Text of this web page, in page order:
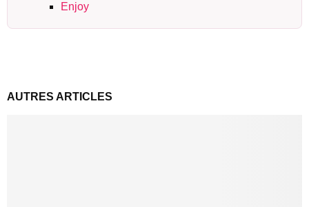
Enjoy
AUTRES ARTICLES